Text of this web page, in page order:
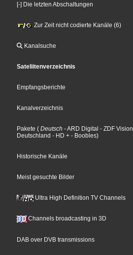
[-] Die letzten Abschaltungen
Zur Zeit nicht codierte Kanäle (6)
Kanalsuche
Sateliitenverzeichnis
Empfangsberichte
Kanalverzeichnis
Pakete ( Deutsch - ARD Digital - ZDF Vision
Deutschland - HD + - Boobles)
Historische Kanäle
Meist gesuchte Bilder
Ultra High Definition TV Channels
Channels broadcasting in 3D
DAB over DVB transmissions